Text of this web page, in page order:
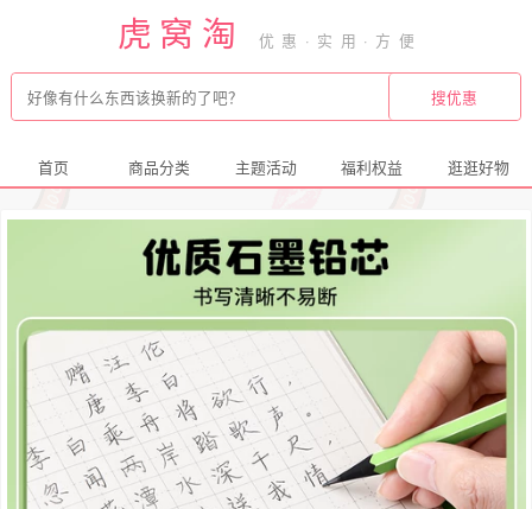
虎窝淘
首页 商品分类 主题活动 福利权益 逛逛好物